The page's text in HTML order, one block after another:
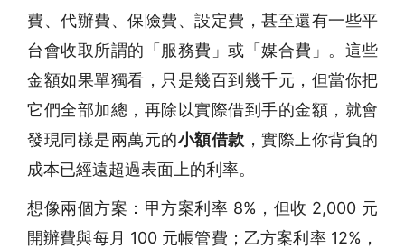
費、代辦費、保險費、設定費，甚至還有一些平
台會收取所謂的「服務費」或「媒合費」。這些
金額如果單獨看，只是幾百到幾千元，但當你把
它們全部加總，再除以實際借到手的金額，就會
發現同樣是兩萬元的小額借款 ，實際上你背負的
成本已經遠超過表面上的利率。
想像兩個方案：甲方案利率 8%，但收 2,000 元
開辦費與每月 100 元帳管費；乙方案利率 12%，